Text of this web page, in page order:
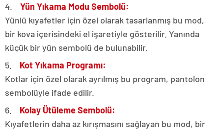
4. Yün Yıkama Modu Sembolü:
Yünlü kıyafetler için özel olarak tasarlanmış bu mod,
bir kova içerisindeki el işaretiyle gösterilir. Yanında
küçük bir yün sembolü de bulunabilir.
5. Kot Yıkama Programı:
Kotlar için özel olarak ayrılmış bu program, pantolon
sembolüyle ifade edilir.
6. Kolay Ütüleme Sembolü:
Kıyafetlerin daha az kırışmasını sağlayan bu mod, bir